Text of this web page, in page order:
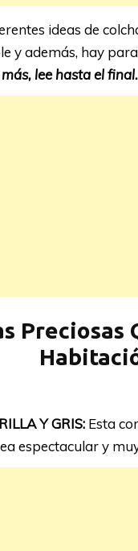
ideas de
y además, hay
lee hasta el
Preciosas
Y GRIS: Esta
espectacular y